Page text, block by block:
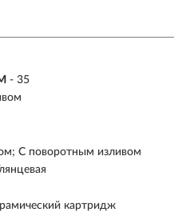
- 35
С поворотным изливом
картридж